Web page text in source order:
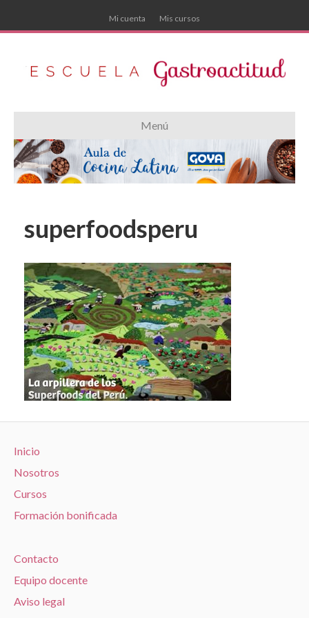
Mi cuenta Mis cursos
Menú
superfoodsperu
Inicio
Nosotros
Cursos
Formación bonificada
Contacto
Equipo docente
Aviso legal